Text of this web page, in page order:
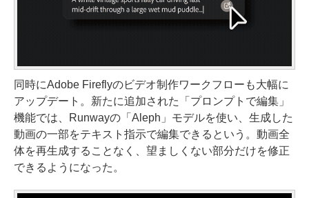
同時にAdobe Fireflyのビデオ制作ワークフローも大幅に
アップデート。新たに追加された「プロンプトで編集」
機能では、Runwayの「Aleph」モデルを使い、生成した
動画の一部をテキスト指示で編集できるという。動画全
体を再生成することなく、望ましくない部分だけを修正
できるようになった。